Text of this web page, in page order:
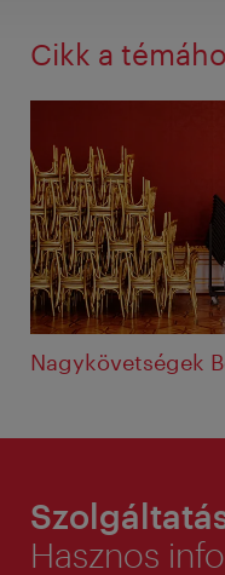
Cikk a
Nagykövetségek
Hasznos